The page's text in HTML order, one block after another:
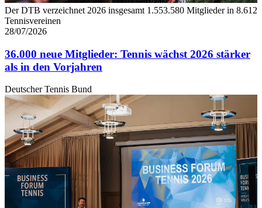
Der DTB verzeichnet 2026 insgesamt 1.553.580 Mitglieder in 8.612
Tennisvereinen
28/07/2026
36.000 neue Mitglieder: Tennis wächst 2026 stärker
als in den Vorjahren
Deutscher Tennis Bund